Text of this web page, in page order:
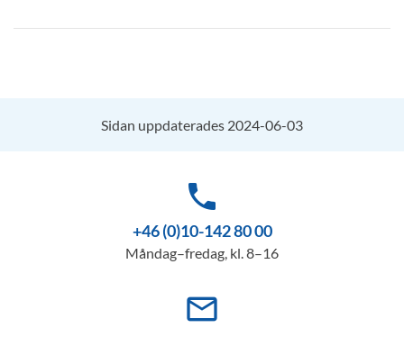
Sidan uppdaterades 2024-06-03
phone
+46 (0)10-142 80 00
Måndag–fredag, kl. 8–16
mail_outline